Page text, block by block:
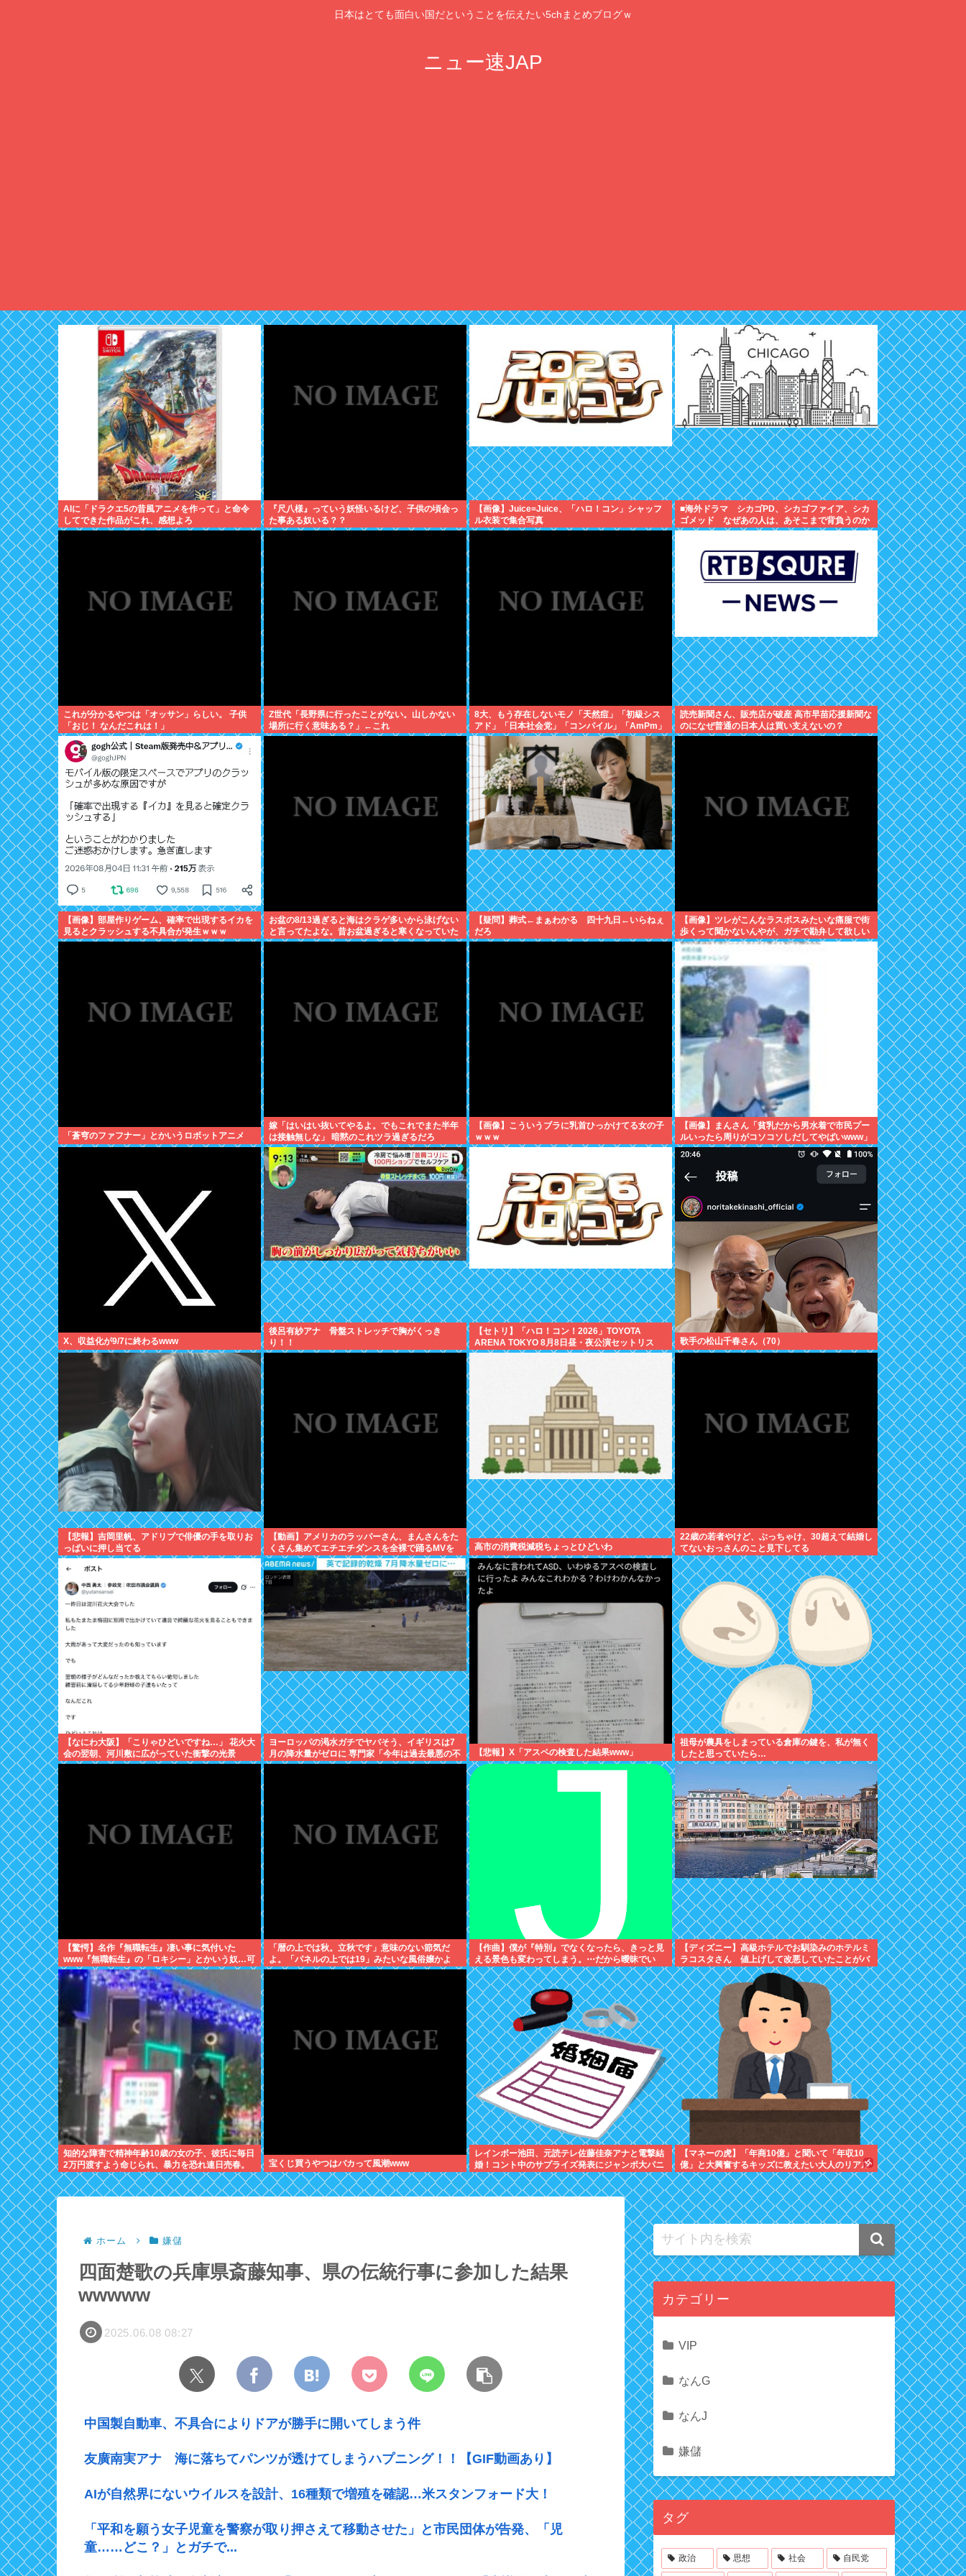
日本はとても面白い国だということを伝えたい5chまとめブログｗ
ニュー速JAP
AIに「ドラクエ5の昔風アニメを作って」と命令
してできた作品がこれ、感想よろ
『尺八様』っていう妖怪いるけど、子供の頃会っ
た事ある奴いる？？
【画像】Juice=Juice、「ハロ！コン」シャッフ
ル衣装で集合写真
■海外ドラマ シカゴPD、シカゴファイア、シカ
ゴメッド なぜあの人は、あそこまで背負うのか
これが分かるやつは「オッサン」らしい。 子供
「おじ！ なんだこれは！」
Z世代「長野県に行ったことがない。山しかない
場所に行く意味ある？」←これ
8大、もう存在しないモノ「天然痘」「初級シス
アド」「日本社会党」「コンパイル」「AmPm」
「ジャスコ」「共立薬科大学」
読売新聞さん、販売店が破産 高市早苗応援新聞な
のになぜ普通の日本人は買い支えないの？
【画像】部屋作りゲーム、確率で出現するイカを
見るとクラッシュする不具合が発生ｗｗｗ
お盆の8/13過ぎると海はクラゲ多いから泳げない
と言ってたよな。昔お盆過ぎると寒くなっていた
し
【疑問】葬式←まぁわかる 四十九日←いらねぇ
だろ
【画像】ツレがこんなラスボスみたいな痛服で街
歩くって聞かないんやが、ガチで勘弁して欲しい
「蒼穹のファフナー」とかいうロボットアニメ
嫁「はいはい抜いてやるよ。でもこれでまた半年
は接触無しな」 暗黙のこれツラ過ぎるだろ
【画像】こういうブラに乳首ひっかけてる女の子
ｗｗｗ
【画像】まんさん「貧乳だから男水着で市民プー
ルいったら周りがコソコソしだしてやばいwww」
5万いいね
X、収益化が9/7に終わるwww
後呂有紗アナ 骨盤ストレッチで胸がくっき
り！！
【セトリ】「ハロ！コン！2026」TOYOTA
ARENA TOKYO 8月8日昼・夜公演セットリス
歌手の松山千春さん（70）
【悲報】吉岡里帆、アドリブで俳優の手を取りお
っぱいに押し当てる
【動画】アメリカのラッパーさん、まんさんをた
くさん集めてエチエチダンスを全裸で踊るMVを
撮ってしまう❤
高市の消費税減税ちょっとひどいわ
22歳の若者やけど、ぶっちゃけ、30超えて結婚し
てないおっさんのこと見下してる
【なにわ大阪】「こりゃひどいですね…」 花火大
会の翌朝、河川敷に広がっていた衝撃の光景
ヨーロッパの渇水ガチでヤバそう、イギリスは7
月の降水量がゼロに 専門家「今年は過去最悪の不
作になる可能性」
【悲報】X「アスペの検査した結果www」
祖母が農具をしまっている倉庫の鍵を、私が無く
したと思っていたら…
【驚愕】名作『無職転生』凄い事に気付いた
www『無職転生』の「ロキシー」とかいう奴…可
愛いけど…もしかして…
「暦の上では秋。立秋です」意味のない節気だ
よ。「パネルの上では19」みたいな風俗嬢かよ
【作曲】僕が『特別』でなくなったら、きっと見
える景色も変わってしまう。⋯だから曖昧でい
い。どうか、白黒ハッキリさせないで
【ディズニー】高級ホテルでお馴染みのホテルミ
ラコスタさん 値上げして改悪していたことがバ
レて炎上中
知的な障害で精神年齢10歳の女の子、彼氏に毎日
2万円渡すよう命じられ、暴力を恐れ連日売春。
客の82歳を殺害し逮捕
宝くじ買うやつはバカって風潮www
レインボー池田、元読テレ佐藤佳奈アナと電撃結
婚！コント中のサプライズ発表にジャンボ大パニ
ック
【マネーの虎】「年商10億」と聞いて「年収10
億」と大興奮するキッズに教えたい大人のリアル
ホーム 嫌儲
四面楚歌の兵庫県斎藤知事、県の伝統行事に参加した結果
wwwww
2025.06.08 08:27
中国製自動車、不具合によりドアが勝手に開いてしまう件
友廣南実アナ 海に落ちてパンツが透けてしまうハプニング！！【GIF動画あり】
AIが自然界にないウイルスを設計、16種類で増殖を確認…米スタンフォード大！
「平和を願う女子児童を警察が取り押さえて移動させた」と市民団体が告発、「児
童……どこ？」とガチで...
カテゴリー
VIP
なんG
なんJ
嫌儲
タグ
政治 思想 社会 自民党